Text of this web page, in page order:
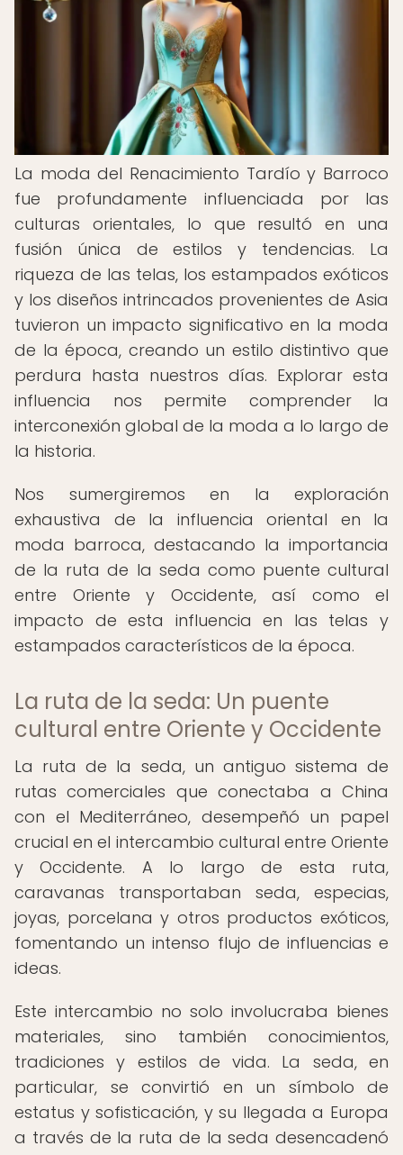
La moda del Renacimiento Tardío y Barroco
fue profundamente influenciada por las
culturas orientales, lo que resultó en una
fusión única de estilos y tendencias. La
riqueza de las telas, los estampados exóticos
y los diseños intrincados provenientes de Asia
tuvieron un impacto significativo en la moda
de la época, creando un estilo distintivo que
perdura hasta nuestros días. Explorar esta
influencia nos permite comprender la
interconexión global de la moda a lo largo de
la historia.
Nos sumergiremos en la exploración
exhaustiva de la influencia oriental en la
moda barroca, destacando la importancia
de la ruta de la seda como puente cultural
entre Oriente y Occidente, así como el
impacto de esta influencia en las telas y
estampados característicos de la época.
La ruta de la seda: Un puente
cultural entre Oriente y Occidente
La ruta de la seda, un antiguo sistema de
rutas comerciales que conectaba a China
con el Mediterráneo, desempeñó un papel
crucial en el intercambio cultural entre Oriente
y Occidente. A lo largo de esta ruta,
caravanas transportaban seda, especias,
joyas, porcelana y otros productos exóticos,
fomentando un intenso flujo de influencias e
ideas.
Este intercambio no solo involucraba bienes
materiales, sino también conocimientos,
tradiciones y estilos de vida. La seda, en
particular, se convirtió en un símbolo de
estatus y sofisticación, y su llegada a Europa
a través de la ruta de la seda desencadenó